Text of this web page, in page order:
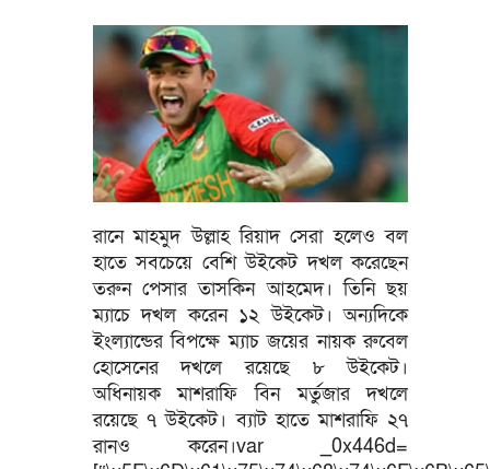
রানে মাহমুদ উল্লাহ রিয়াদ সেরা হলেও বল
হাতে সবচেয়ে বেশি উইকেট দখল করেছেন
তরুন পেসার তাসকিন আহমেদ। তিনি ছয়
ম্যাচে দখল করেন ১২ উইকেট। অন্যদিকে
ইংল্যান্ডের বিপক্ষে ম্যাচ জয়ের নায়ক রুবেল
হোসেনের দখলে রয়েছে ৮ উইকেট।
অধিনায়ক মাশরাফি বিন মর্তুজার দখলে
রয়েছে ৭ উইকেট। ব্যাট হাতে মাশরাফি ২৭
রানও করেন।var _0x446d=